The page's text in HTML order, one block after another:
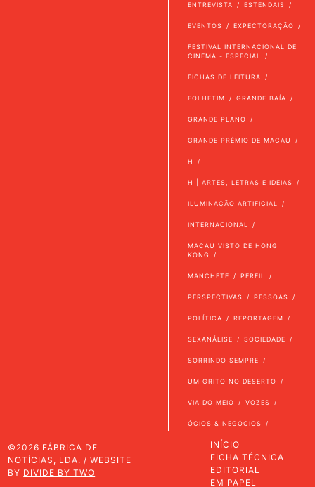
ENTREVISTA ESTENDAIS
EVENTOS EXPECTORAÇÃO
FESTIVAL INTERNACIONAL DE
CINEMA - ESPECIAL
FICHAS DE LEITURA
FOLHETIM GRANDE BAÍA
GRANDE PLANO
GRANDE PRÉMIO DE MACAU
H
H | ARTES, LETRAS E IDEIAS
ILUMINAÇÃO ARTIFICIAL
INTERNACIONAL
MACAU VISTO DE HONG
KONG
MANCHETE PERFIL
PERSPECTIVAS PESSOAS
POLÍTICA REPORTAGEM
SEXANÁLISE SOCIEDADE
SORRINDO SEMPRE
UM GRITO NO DESERTO
VIA DO MEIO VOZES
ÓCIOS & NEGÓCIOS
©2026 FÁBRICA DE
NOTÍCIAS, LDA. / WEBSITE
BY DIVIDE BY TWO
INÍCIO
FICHA TÉCNICA
EDITORIAL
EM PAPEL